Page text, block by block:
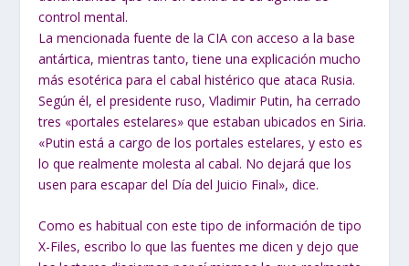
control mental.
La mencionada fuente de la CIA con acceso a la base
antártica, mientras tanto, tiene una explicación mucho
más esotérica para el cabal histérico que ataca Rusia.
Según él, el presidente ruso, Vladimir Putin, ha cerrado
tres «portales estelares» que estaban ubicados en Siria.
«Putin está a cargo de los portales estelares, y esto es
lo que realmente molesta al cabal. No dejará que los
usen para escapar del Día del Juicio Final», dice.
Como es habitual con este tipo de información de tipo
X-Files, escribo lo que las fuentes me dicen y dejo que